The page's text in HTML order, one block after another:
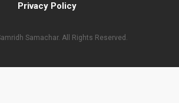
Privacy Policy
Samachar. All Rights Reserved.